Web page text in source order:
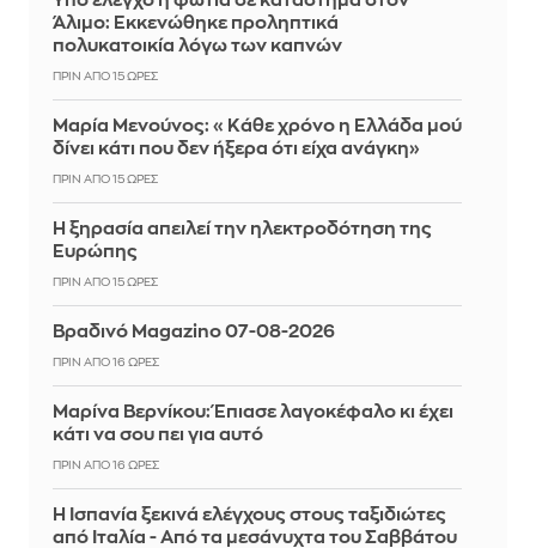
Άλιμο: Εκκενώθηκε προληπτικά
πολυκατοικία λόγω των καπνών
ΠΡΙΝ ΑΠΌ 15 ΏΡΕΣ
Μαρία Μενούνος: «Κάθε χρόνο η Ελλάδα μού
δίνει κάτι που δεν ήξερα ότι είχα ανάγκη»
ΠΡΙΝ ΑΠΌ 15 ΏΡΕΣ
Η ξηρασία απειλεί την ηλεκτροδότηση της
Ευρώπης
ΠΡΙΝ ΑΠΌ 15 ΏΡΕΣ
Βραδινό Magazino 07-08-2026
ΠΡΙΝ ΑΠΌ 16 ΏΡΕΣ
Μαρίνα Βερνίκου: Έπιασε λαγοκέφαλο κι έχει
κάτι να σου πει για αυτό
ΠΡΙΝ ΑΠΌ 16 ΏΡΕΣ
Η Ισπανία ξεκινά ελέγχους στους ταξιδιώτες
από Ιταλία - Από τα μεσάνυχτα του Σαββάτου